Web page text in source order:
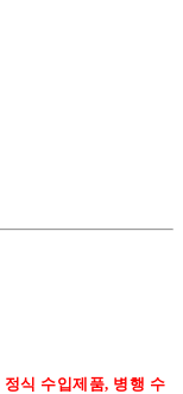
정식 수입제품, 병행 수